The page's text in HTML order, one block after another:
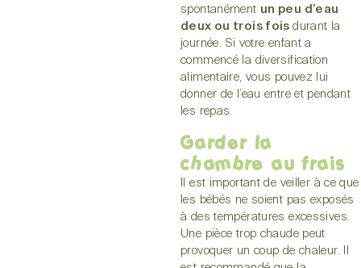
spontanément un peu d’eau
deux ou trois foisdurant la
journée. Si votre enfant a
commencé la diversification
alimentaire, vous pouvez lui
donner de l’eau entre et pendant
les repas.
Garder la
chambre au frais
Il est important de veiller à ce que
les bébés ne soient pas exposés
à des températures excessives.
Une pièce trop chaude peut
provoquer un coup de chaleur. Il